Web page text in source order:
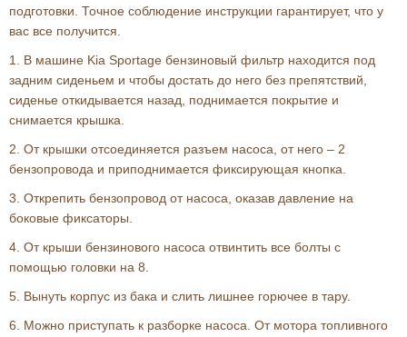
подготовки. Точное соблюдение инструкции гарантирует, что у
вас все получится.
1. В машине Kia Sportage бензиновый фильтр находится под
задним сиденьем и чтобы достать до него без препятствий,
сиденье откидывается назад, поднимается покрытие и
снимается крышка.
2. От крышки отсоединяется разъем насоса, от него – 2
бензопровода и приподнимается фиксирующая кнопка.
3. Открепить бензопровод от насоса, оказав давление на
боковые фиксаторы.
4. От крыши бензинового насоса отвинтить все болты с
помощью головки на 8.
5. Вынуть корпус из бака и слить лишнее горючее в тару.
6. Можно приступать к разборке насоса. От мотора топливного